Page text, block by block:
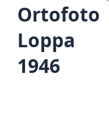
Ortofoto
Loppa
1946